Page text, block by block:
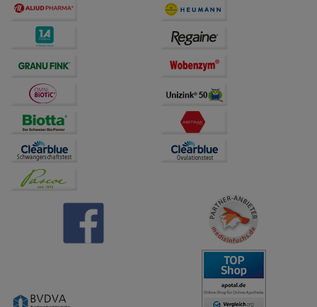
auf unserer Website aber auch die Werbung auf
Drittseiten möglichst relevant für Sie zu gestalten.
Bitte beachten Sie, dass Daten hierfür teilweise an
Dritte wie z.B. Google oder soziale Medien